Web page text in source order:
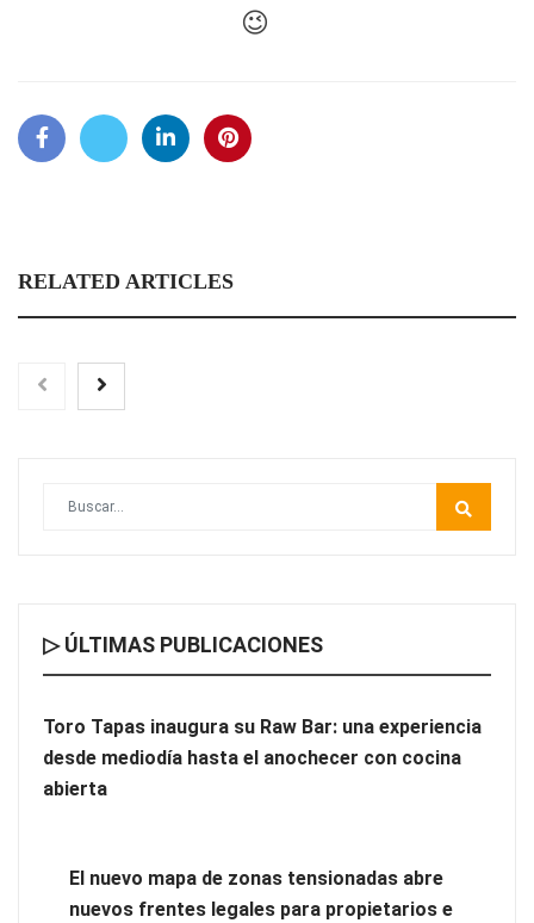
😉
RELATED ARTICLES
Toro Tapas inaugura su Raw Bar: una experiencia desde
mediodía hasta el anochecer con cocina abierta
El nuevo mapa de zonas tensionadas abre nuevos frentes
La luz roja, el nuevo aftersun, actúa en la recuperación de la
piel después del sol
▷ ÚLTIMAS PUBLICACIONES
Toro Tapas inaugura su Raw Bar: una experiencia
desde mediodía hasta el anochecer con cocina
abierta
El nuevo mapa de zonas tensionadas abre
nuevos frentes legales para propietarios e